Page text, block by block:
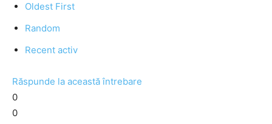
Oldest First
Random
Recent activ
Răspunde la această întrebare
0
0